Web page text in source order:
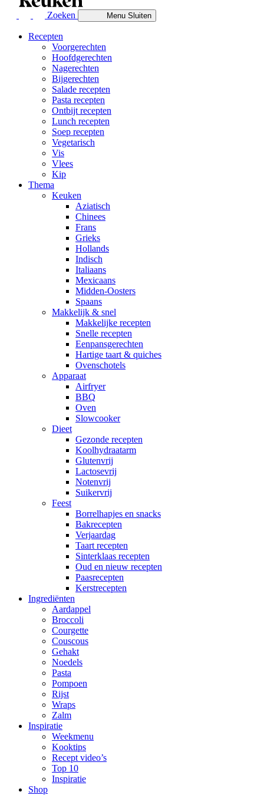
Zoeken MenuSluiten
Recepten
Voorgerechten
Hoofdgerechten
Nagerechten
Bijgerechten
Salade recepten
Pasta recepten
Ontbijt recepten
Lunch recepten
Soep recepten
Vegetarisch
Vis
Vlees
Kip
Thema
Keuken
Aziatisch
Chinees
Frans
Grieks
Hollands
Indisch
Italiaans
Mexicaans
Midden-Oosters
Spaans
Makkelijk & snel
Makkelijke recepten
Snelle recepten
Eenpansgerechten
Hartige taart & quiches
Ovenschotels
Apparaat
Airfryer
BBQ
Oven
Slowcooker
Dieet
Gezonde recepten
Koolhydraatarm
Glutenvrij
Lactosevrij
Notenvrij
Suikervrij
Feest
Borrelhapjes en snacks
Bakrecepten
Verjaardag
Taart recepten
Sinterklaas recepten
Oud en nieuw recepten
Paasrecepten
Kerstrecepten
Ingrediënten
Aardappel
Broccoli
Courgette
Couscous
Gehakt
Noedels
Pasta
Pompoen
Rijst
Wraps
Zalm
Inspiratie
Weekmenu
Kooktips
Recept video’s
Top 10
Inspiratie
Shop